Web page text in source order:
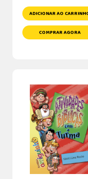
ADICIONAR AO
COMPRAR AGORA